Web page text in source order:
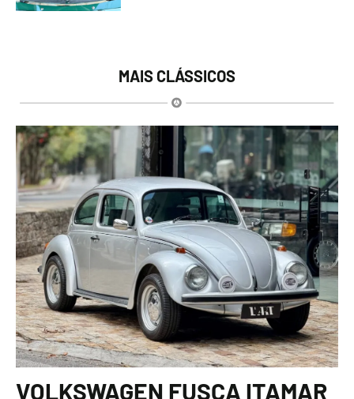
MAIS CLÁSSICOS
VOLKSWAGEN FUSCA ITAMAR